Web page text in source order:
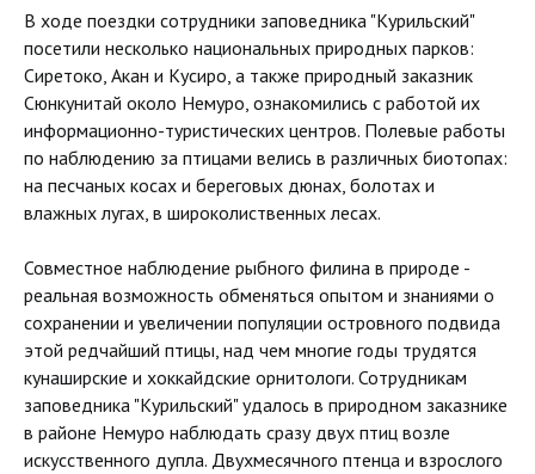
В ходе поездки сотрудники заповедника "Курильский"
посетили несколько национальных природных парков:
Сиретоко, Акан и Кусиро, а также природный заказник
Сюнкунитай около Немуро, ознакомились с работой их
информационно-туристических центров. Полевые работы
по наблюдению за птицами велись в различных биотопах:
на песчаных косах и береговых дюнах, болотах и
влажных лугах, в широколиственных лесах.
Совместное наблюдение рыбного филина в природе -
реальная возможность обменяться опытом и знаниями о
сохранении и увеличении популяции островного подвида
этой редчайший птицы, над чем многие годы трудятся
кунаширские и хоккайдские орнитологи. Сотрудникам
заповедника "Курильский" удалось в природном заказнике
в районе Немуро наблюдать сразу двух птиц возле
искусственного дупла. Двухмесячного птенца и взрослого